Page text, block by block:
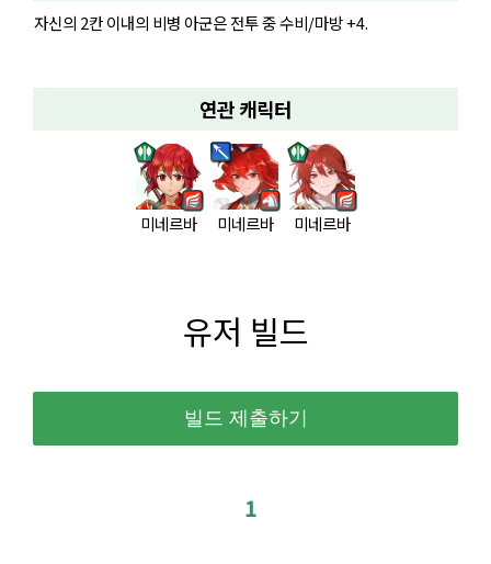
자신의 2칸 이내의 비병 아군은 전투 중 수비/마방 +4.
연관 캐릭터
미네르바 미네르바 미네르바
유저 빌드
1